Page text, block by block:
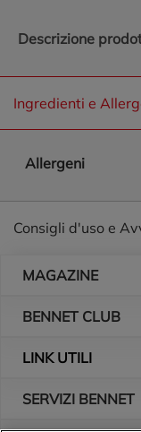
Descrizione
Ingredienti e
Allergeni
Consigli d'uso e
MAGAZINE
BENNET CLUB
LINK UTILI
SERVIZI BENNET